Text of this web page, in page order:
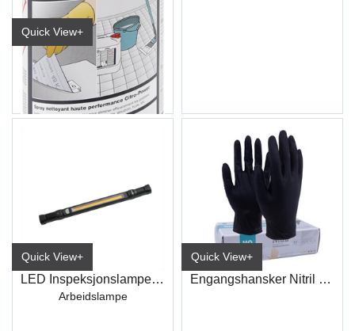
Quick View+
Sitrusrens CITR-POWER R603 500ml
Quick View+
LED Inspeksjonslampe m/Sensor
Arbeidslampe
Quick View+
Engangshansker Nitril Sort